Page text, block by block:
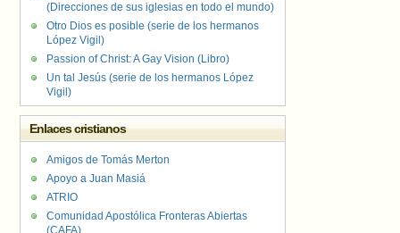
(Direcciones de sus iglesias en todo el mundo)
Otro Dios es posible (serie de los hermanos
López Vigil)
Passion of Christ: A Gay Vision (Libro)
Un tal Jesús (serie de los hermanos López
Vigil)
Enlaces cristianos
Amigos de Tomás Merton
Apoyo a Juan Masiá
ATRIO
Comunidad Apostólica Fronteras Abiertas
(CAFA)